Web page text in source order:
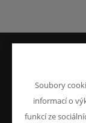
Obchodní
Reklamace
Prohlášení o
Soubory
informací o
funkcí ze